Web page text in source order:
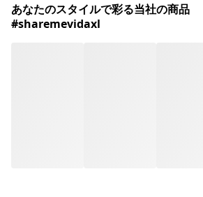
あなたのスタイルで彩る当社の商品
#sharemevidaxl